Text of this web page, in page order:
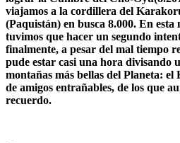
viajamos a la cordillera del
(Paquistán) en busca 8.000. En esta
tuvimos que hacer un segundo
finalmente, a pesar del mal tiempo
pude estar casi una hora divisando
montañas más bellas del Planeta:
de amigos entrañables, de los que
recuerdo.